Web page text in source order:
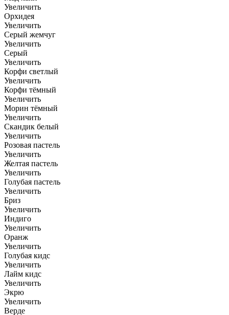
Увеличить
Орхидея
Увеличить
Серый жемчуг
Увеличить
Серый
Увеличить
Корфи светлый
Увеличить
Корфи тёмный
Увеличить
Морин тёмный
Увеличить
Скандик белый
Увеличить
Розовая пастель
Увеличить
Желтая пастель
Увеличить
Голубая пастель
Увеличить
Бриз
Увеличить
Индиго
Увеличить
Оранж
Увеличить
Голубая кидс
Увеличить
Лайм кидс
Увеличить
Экрю
Увеличить
Верде